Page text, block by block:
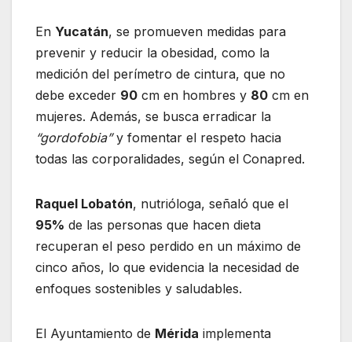
En Yucatán, se promueven medidas para
prevenir y reducir la obesidad, como la
medición del perímetro de cintura, que no
debe exceder 90 cm en hombres y 80 cm en
mujeres. Además, se busca erradicar la
“gordofobia”y fomentar el respeto hacia
todas las corporalidades, según el Conapred.
Raquel Lobatón, nutrióloga, señaló que el
95% de las personas que hacen dieta
recuperan el peso perdido en un máximo de
cinco años, lo que evidencia la necesidad de
enfoques sostenibles y saludables.
El Ayuntamiento de Mérida implementa